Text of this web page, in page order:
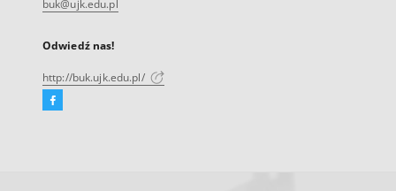
buk@ujk.edu.pl
Odwiedź nas!
http://buk.ujk.edu.pl/
Facebook